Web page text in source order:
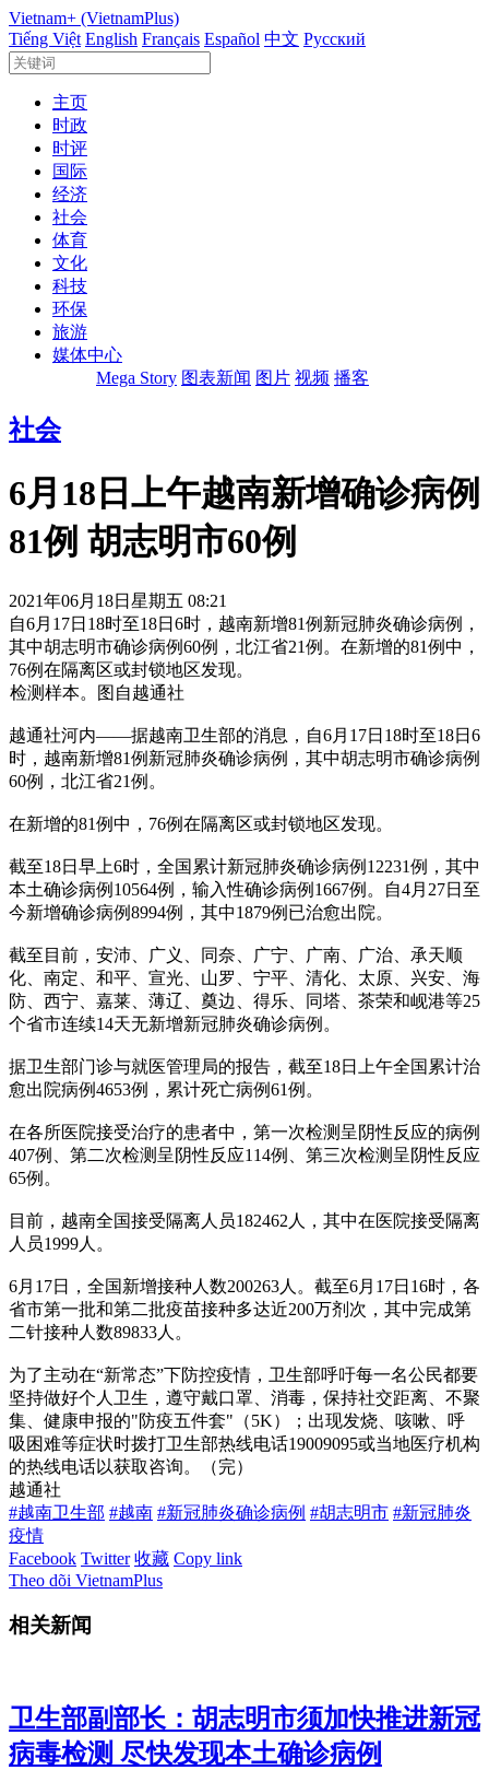
Vietnam+ (VietnamPlus)
Tiếng Việt English Français Español 中文 Русский
主页
时政
时评
国际
经济
社会
体育
文化
科技
环保
旅游
媒体中心
Mega Story 图表新闻 图片 视频 播客
社会
6月18日上午越南新增确诊病例
81例 胡志明市60例
2021年06月18日星期五 08:21
自6月17日18时至18日6时，越南新增81例新冠肺炎确诊病例，
其中胡志明市确诊病例60例，北江省21例。在新增的81例中，
76例在隔离区或封锁地区发现。
检测样本。图自越通社
越通社河内——据越南卫生部的消息，自6月17日18时至18日6
时，越南新增81例新冠肺炎确诊病例，其中胡志明市确诊病例
60例，北江省21例。
在新增的81例中，76例在隔离区或封锁地区发现。
截至18日早上6时，全国累计新冠肺炎确诊病例12231例，其中
本土确诊病例10564例，输入性确诊病例1667例。自4月27日至
今新增确诊病例8994例，其中1879例已治愈出院。
截至目前，安沛、广义、同奈、广宁、广南、广治、承天顺
化、南定、和平、宣光、山罗、宁平、清化、太原、兴安、海
防、西宁、嘉莱、薄辽、奠边、得乐、同塔、茶荣和岘港等25
个省市连续14天无新增新冠肺炎确诊病例。
据卫生部门诊与就医管理局的报告，截至18日上午全国累计治
愈出院病例4653例，累计死亡病例61例。
在各所医院接受治疗的患者中，第一次检测呈阴性反应的病例
407例、第二次检测呈阴性反应114例、第三次检测呈阴性反应
65例。
目前，越南全国接受隔离人员182462人，其中在医院接受隔离
人员1999人。
6月17日，全国新增接种人数200263人。截至6月17日16时，各
省市第一批和第二批疫苗接种多达近200万剂次，其中完成第
二针接种人数89833人。
为了主动在“新常态”下防控疫情，卫生部呼吁每一名公民都要
坚持做好个人卫生，遵守戴口罩、消毒，保持社交距离、不聚
集、健康申报的"防疫五件套"（5K）；出现发烧、咳嗽、呼
吸困难等症状时拨打卫生部热线电话19009095或当地医疗机构
的热线电话以获取咨询。（完）
越通社
#越南卫生部 #越南 #新冠肺炎确诊病例 #胡志明市 #新冠肺炎
疫情
Facebook Twitter 收藏 Copy link
Theo dõi VietnamPlus
相关新闻
卫生部副部长：胡志明市须加快推进新冠
病毒检测 尽快发现本土确诊病例